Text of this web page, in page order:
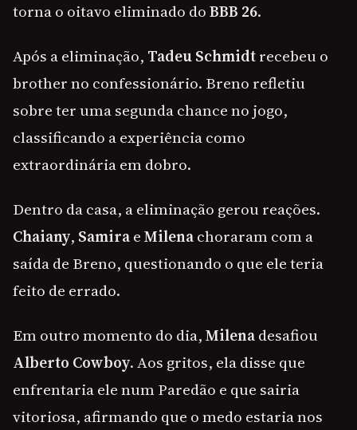
torna o oitavo eliminado doBBB 26.
Após a eliminação, Tadeu Schmidtrecebeu o
brother no confessionário. Breno refletiu
sobre ter uma segunda chance no jogo,
classificando a experiência como
extraordinária em dobro.
Dentro da casa, a eliminação gerou reações.
Chaiany, SamiraeMilenachoraram com a
saída de Breno, questionando o que ele teria
feito de errado.
Em outro momento do dia,Milenadesafiou
Alberto Cowboy. Aos gritos, ela disse que
enfrentaria ele num Paredão e que sairia
vitoriosa, afirmando que o medo estaria nos